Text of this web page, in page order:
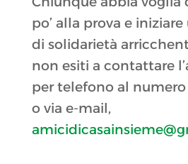
po’ alla prova e iniziare
di solidarietà
non esiti a contattare
per telefono al
o via e-mail,